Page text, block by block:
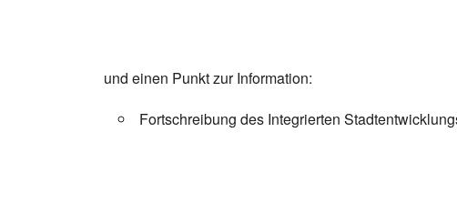
und einen Punkt zur Information:
Fortschreibung des Integrierten